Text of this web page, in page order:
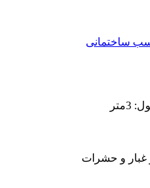
ساختمانی
غبار و حشرات